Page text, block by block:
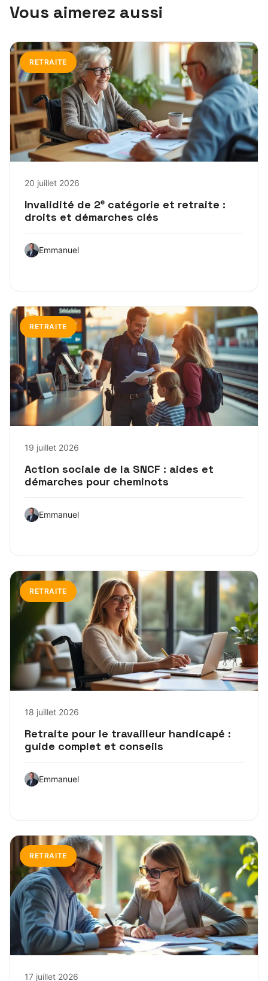
Vous aimerez aussi
RETRAITE
20 juillet 2026
Invalidité de 2ᵉ catégorie et retraite :
droits et démarches clés
Emmanuel
RETRAITE
19 juillet 2026
Action sociale de la SNCF : aides et
démarches pour cheminots
Emmanuel
RETRAITE
18 juillet 2026
Retraite pour le travailleur handicapé :
guide complet et conseils
Emmanuel
RETRAITE
17 juillet 2026